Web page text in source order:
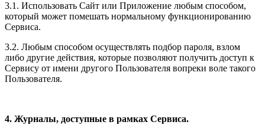
3.1. Использовать Сайт или Приложение любым способом,
который может помешать нормальному функционированию
Сервиса.
3.2. Любым способом осуществлять подбор пароля, взлом
либо другие действия, которые позволяют получить доступ к
Сервису от имени другого Пользователя вопреки воле такого
Пользователя.
4. Журналы, доступные в рамках Сервиса.